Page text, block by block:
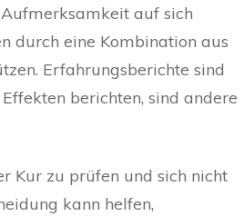
auf sich
durch eine Kombination aus
Erfahrungsberichte sind
berichten, sind andere
Kur zu prüfen und sich nicht
kann helfen,